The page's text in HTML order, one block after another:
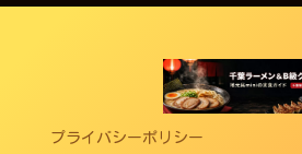
プライバシーポリシー